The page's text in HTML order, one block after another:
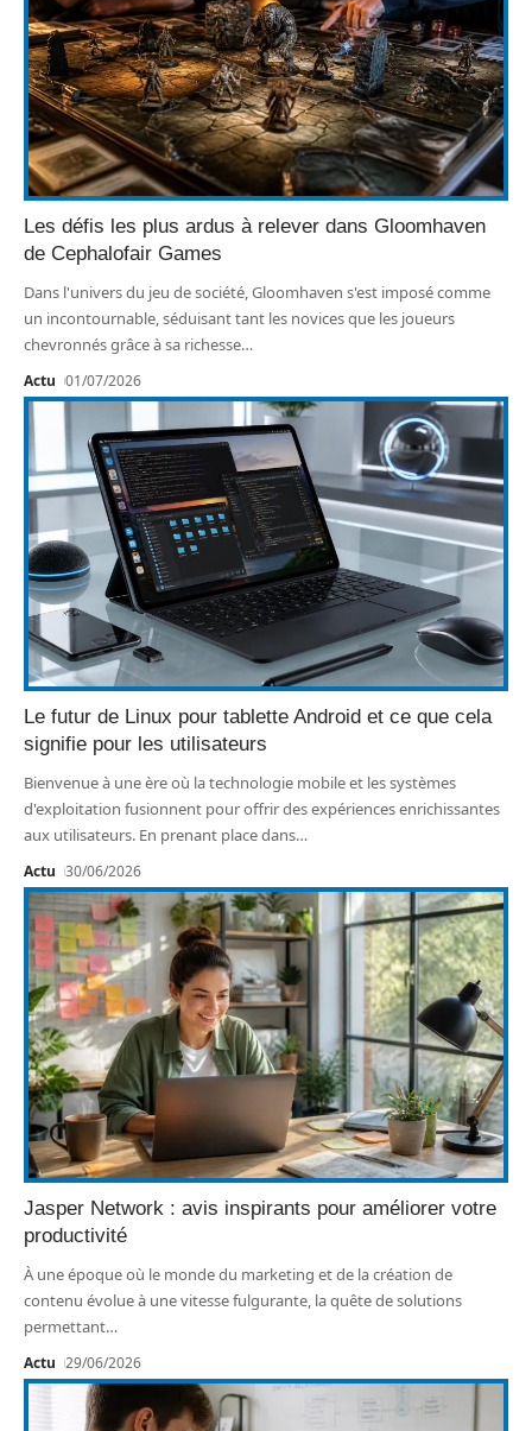
Les défis les plus ardus à relever dans Gloomhaven
de Cephalofair Games
Dans l'univers du jeu de société, Gloomhaven s'est imposé comme
un incontournable, séduisant tant les novices que les joueurs
chevronnés grâce à sa richesse…
Actu 01/07/2026
Le futur de Linux pour tablette Android et ce que cela
signifie pour les utilisateurs
Bienvenue à une ère où la technologie mobile et les systèmes
d'exploitation fusionnent pour offrir des expériences enrichissantes
aux utilisateurs. En prenant place dans…
Actu 30/06/2026
Jasper Network : avis inspirants pour améliorer votre
productivité
À une époque où le monde du marketing et de la création de
contenu évolue à une vitesse fulgurante, la quête de solutions
permettant…
Actu 29/06/2026